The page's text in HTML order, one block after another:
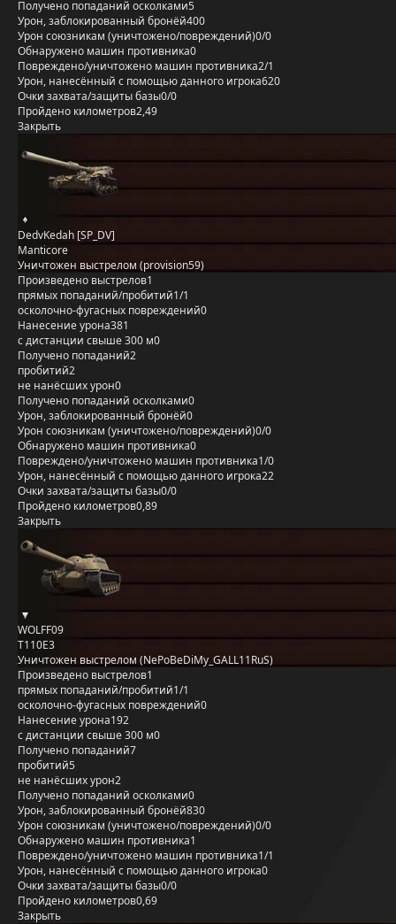
Получено попаданий осколками5
Урон, заблокированный бронёй400
Урон союзникам (уничтожено/повреждений)0/0
Обнаружено машин противника0
Повреждено/уничтожено машин противника2/1
Урон, нанесённый с помощью данного игрока620
Очки захвата/защиты базы0/0
Пройдено километров2,49
Закрыть
DedvKedah [SP_DV]
Manticore
Уничтожен выстрелом (provision59)
Произведено выстрелов1
прямых попаданий/пробитий1/1
осколочно-фугасных повреждений0
Нанесение урона381
с дистанции свыше 300 м0
Получено попаданий2
пробитий2
не нанёсших урон0
Получено попаданий осколками0
Урон, заблокированный бронёй0
Урон союзникам (уничтожено/повреждений)0/0
Обнаружено машин противника0
Повреждено/уничтожено машин противника1/0
Урон, нанесённый с помощью данного игрока22
Очки захвата/защиты базы0/0
Пройдено километров0,89
Закрыть
WOLFF09
T110E3
Уничтожен выстрелом (NePoBeDiMy_GALL11RuS)
Произведено выстрелов1
прямых попаданий/пробитий1/1
осколочно-фугасных повреждений0
Нанесение урона192
с дистанции свыше 300 м0
Получено попаданий7
пробитий5
не нанёсших урон2
Получено попаданий осколками0
Урон, заблокированный бронёй830
Урон союзникам (уничтожено/повреждений)0/0
Обнаружено машин противника1
Повреждено/уничтожено машин противника1/1
Урон, нанесённый с помощью данного игрока0
Очки захвата/защиты базы0/0
Пройдено километров0,69
Закрыть